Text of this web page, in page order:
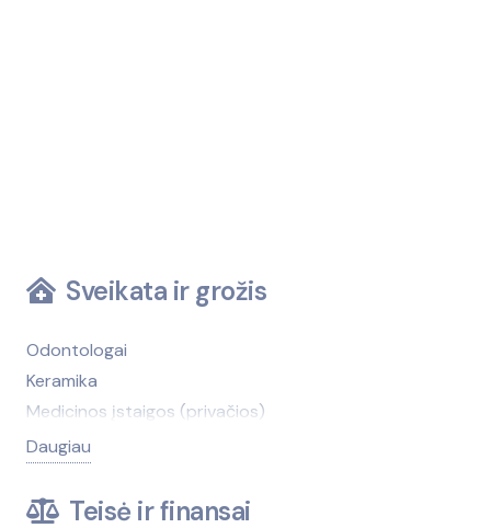
Sveikata ir grožis
Odontologai
Keramika
Medicinos įstaigos (privačios)
Medicinos įstaigos (viešosios)
Medicinos technika, įranga
Daugiau
Teisė ir finansai